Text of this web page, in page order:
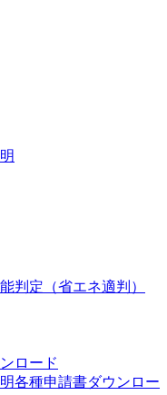
判定（省エネ適判）
ロード
各種申請書ダウンロー